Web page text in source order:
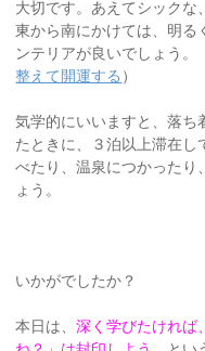
大切です。あえてシックな
東から南にかけては、明る
ンテリアが良いでしょう
整えて開運する ）
気学的にいいますと、落ち
たときに、３泊以上滞在し
べたり、温泉につかったり
ょう。
いかがでしたか？
本日は、深く学びたければ